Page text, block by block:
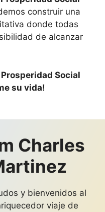
construir una
donde todas
de alcanzar
Social
su vida!
Charles
y bienvenidos al
viaje de